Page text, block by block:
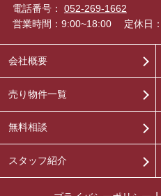
電話番号： 052-269-1662
営業時間：9:00~18:00
定休日
会社概要
売り物件一覧
無料相談
スタッフ紹介